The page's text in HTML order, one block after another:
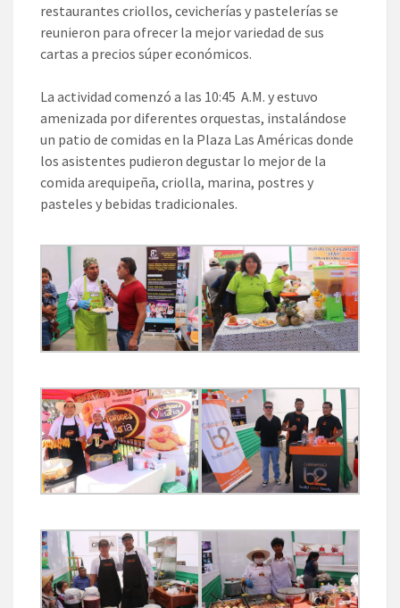
restaurantes criollos, cevicherías y pastelerías se
reunieron para ofrecer la mejor variedad de sus
cartas a precios súper económicos.
La actividad comenzó a las 10:45 A.M. y estuvo
amenizada por diferentes orquestas, instalándose
un patio de comidas en la Plaza Las Américas donde
los asistentes pudieron degustar lo mejor de la
comida arequipeña, criolla, marina, postres y
pasteles y bebidas tradicionales.